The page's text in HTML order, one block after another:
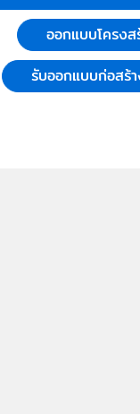
ออกแบบโครง
รับออกแบบก่อสร้